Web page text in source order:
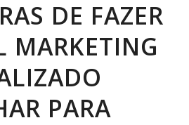
DE FAZER
MARKETING
PARA